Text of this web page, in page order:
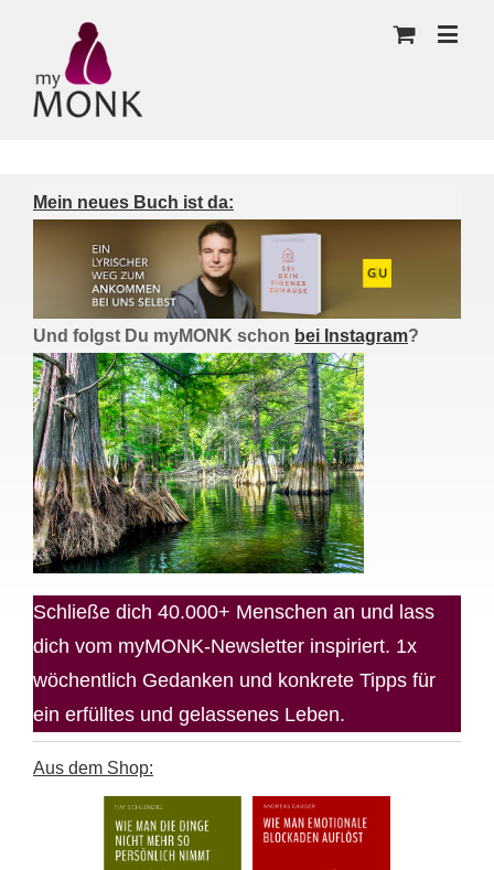
Mein neues Buch ist da:
Und folgst Du myMONK schon bei Instagram?
Schließe dich 40.000+ Menschen an und lass
dich vom myMONK-Newsletter inspiriert. 1x
wöchentlich Gedanken und konkrete Tipps für
ein erfülltes und gelassenes Leben.
Aus dem Shop: